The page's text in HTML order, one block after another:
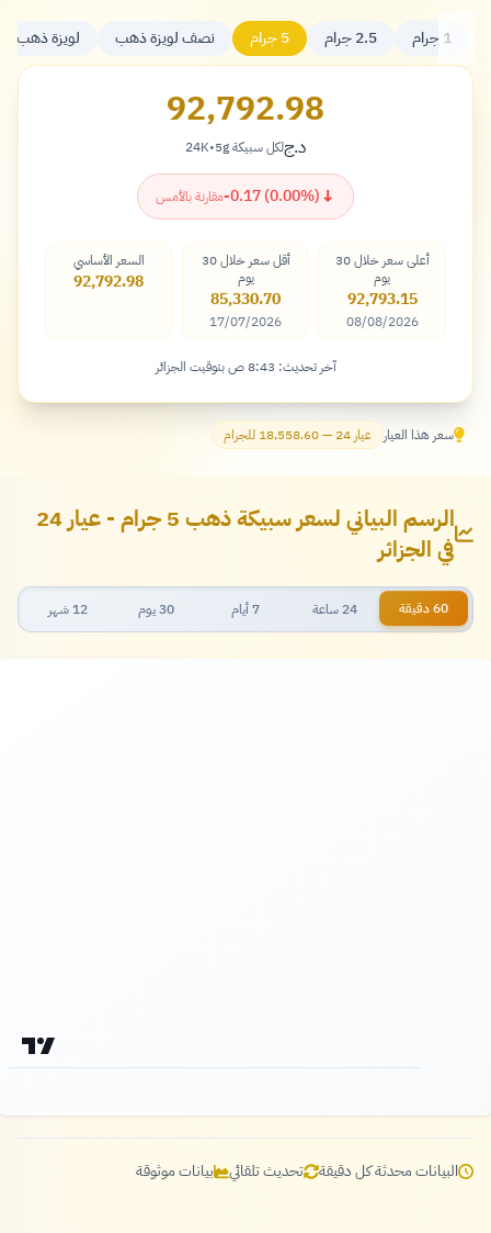
1 جرام 2.5 جرام 5 جرام نصف لويزة ذهب لويزة ذهب
92,792.98
دينار
د.جلكل سبيكة 5g •
24K
↓
-0.17 (0.00%)مقارنة بالأمس
أعلى سعر خلال 30
يوم
92,793.15
08/08/2026
أقل سعر خلال 30
يوم
85,330.70
17/07/2026
السعر الأساسي
92,792.98
آخر تحديث: 8:43 ص بتوقيت الجزائر
سعر هذا العيار عيار 24 — 18,558.60 للجرام
الرسم البياني لسعر سبيكة ذهب 5 جرام - عيار 24
في الجزائر
60 دقيقة 24 ساعة 7 أيام 30 يوم 12 شهر
البيانات محدثة كل دقيقة تحديث تلقائي بيانات موثوقة